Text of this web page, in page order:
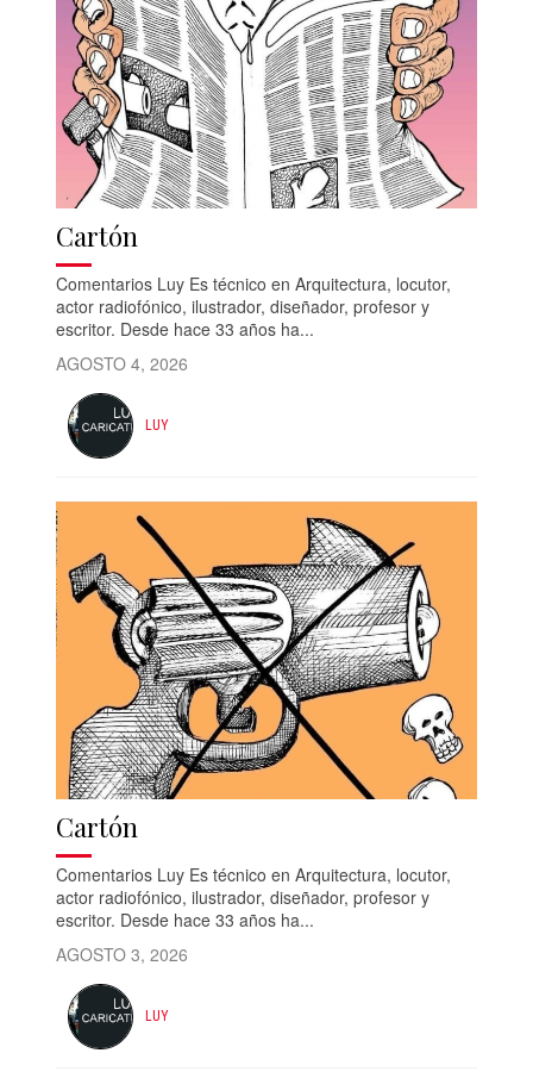
Cartón
Comentarios Luy Es técnico en Arquitectura, locutor,
actor radiofónico, ilustrador, diseñador, profesor y
escritor. Desde hace 33 años ha...
AGOSTO 4, 2026
LUY
Cartón
Comentarios Luy Es técnico en Arquitectura, locutor,
actor radiofónico, ilustrador, diseñador, profesor y
escritor. Desde hace 33 años ha...
AGOSTO 3, 2026
LUY